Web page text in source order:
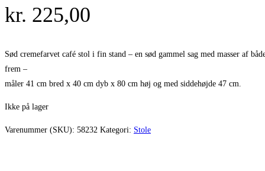
kr. 225,00
Sød cremefarvet café stol i fin stand – en sød gammel sag med masser af
frem –
måler 41 cm bred x 40 cm dyb x 80 cm høj og med siddehøjde 47 cm.
Ikke på lager
Varenummer (SKU): 58232 Kategori: Stole